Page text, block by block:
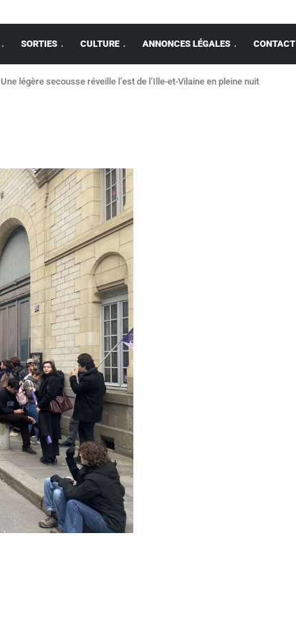
SORTIES CULTURE ANNONCES LÉGALES CONTACT
Une légère secousse réveille l’est de l’Ille-et-Vilaine en pleine nuit